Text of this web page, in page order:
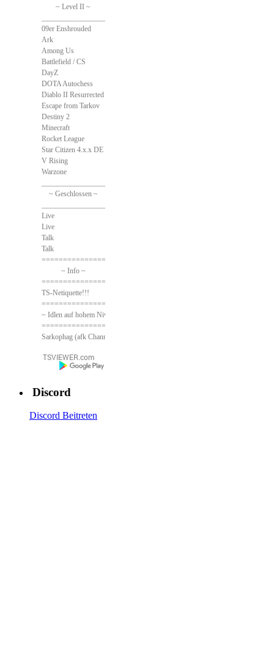
~ Level II ~
09er Enshrouded
Ark
Among Us
Battlefield / CS
DayZ
DOTA Autochess
Diablo II Resurrected
Escape from Tarkov
Destiny 2
Minecraft
Rocket League
Star Citizen 4.x.x DE
V Rising
Warzone
~ Geschlossen ~
Live
Live
Talk
Talk
==============================
~ Info ~
==============================
TS-Netiquette!!!
==============================
~ Idlen auf hohem Niveau ~
==============================
Sarkophag (afk Channel)
Discord
Discord Beitreten